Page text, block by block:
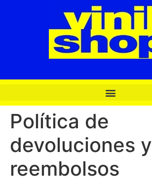
Política de
devoluciones y
reembolsos